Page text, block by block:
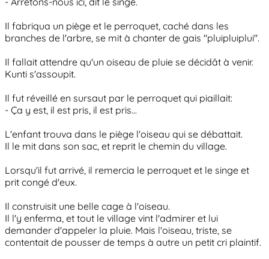
Il fabriqua un piège et le perroquet, caché dans les
branches de l'arbre, se mit à chanter de gais "pluipluiplui".
Il fallait attendre qu'un oiseau de pluie se décidât à venir.
Kunti s'assoupit.
Il fut réveillé en sursaut par le perroquet qui piaillait:
- Ça y est, il est pris, il est pris...
L'enfant trouva dans le piège l'oiseau qui se débattait.
Il le mit dans son sac, et reprit le chemin du village.
Lorsqu'il fut arrivé, il remercia le perroquet et le singe et
prit congé d'eux.
Il construisit une belle cage à l'oiseau.
Il l'y enferma, et tout le village vint l'admirer et lui
demander d'appeler la pluie. Mais l'oiseau, triste, se
contentait de pousser de temps à autre un petit cri plaintif.